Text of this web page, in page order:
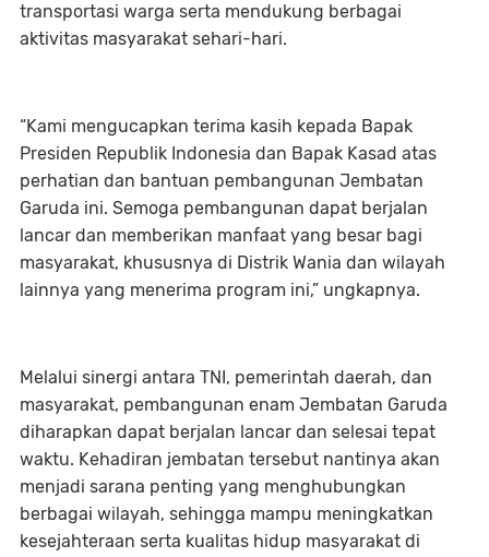
transportasi warga serta mendukung berbagai
aktivitas masyarakat sehari-hari.
“Kami mengucapkan terima kasih kepada Bapak
Presiden Republik Indonesia dan Bapak Kasad atas
perhatian dan bantuan pembangunan Jembatan
Garuda ini. Semoga pembangunan dapat berjalan
lancar dan memberikan manfaat yang besar bagi
masyarakat, khususnya di Distrik Wania dan wilayah
lainnya yang menerima program ini,” ungkapnya.
Melalui sinergi antara TNI, pemerintah daerah, dan
masyarakat, pembangunan enam Jembatan Garuda
diharapkan dapat berjalan lancar dan selesai tepat
waktu. Kehadiran jembatan tersebut nantinya akan
menjadi sarana penting yang menghubungkan
berbagai wilayah, sehingga mampu meningkatkan
kesejahteraan serta kualitas hidup masyarakat di